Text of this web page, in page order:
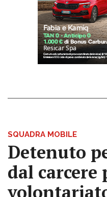
SQUADRA MOBILE
Detenuto
dal carcere